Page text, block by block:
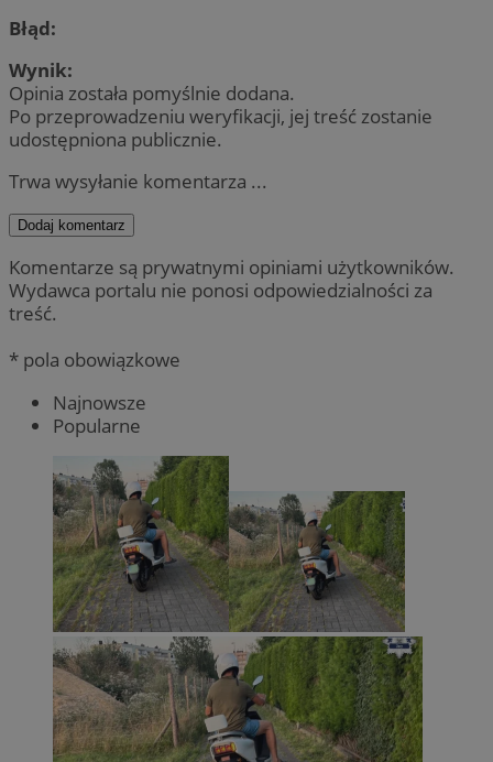
Błąd:
Wynik:
Opinia została pomyślnie dodana.
Po przeprowadzeniu weryfikacji, jej treść zostanie
udostępniona publicznie.
Trwa wysyłanie komentarza ...
Dodaj komentarz
Komentarze są prywatnymi opiniami użytkowników.
Wydawca portalu nie ponosi odpowiedzialności za
treść.
* pola obowiązkowe
Najnowsze
Popularne